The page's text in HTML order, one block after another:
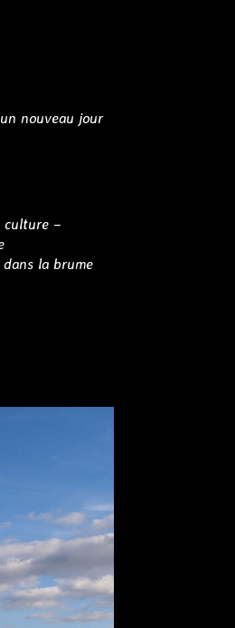
nouveau jour
culture –
la brume